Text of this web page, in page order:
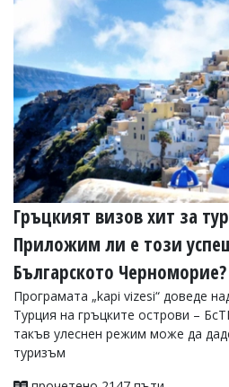
УКРАЙНА
СПОРТ
РАЗСЛЕДВАНЕ
БИЗНЕС
ЮГ
Управители:
Веселин
Василев,
email:
v.vasilev@flagman.bg
Катя
Касабова,
еmail:k.kassabova@flagman.bg
Главен
редактор:
Иван
Колев,
Гръцкият визов хит за
Приложим ли е този
Българското Черноморие?
Програмата „kapi vizesi“ доведе
Турция на гръцките острови –
такъв улеснен режим може да
туризъм